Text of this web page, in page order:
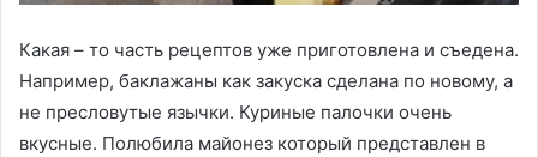
Какая – то часть рецептов уже приготовлена и съедена.
Например, баклажаны как закуска сделана по новому, а
не пресловутые язычки. Куриные палочки очень
вкусные. Полюбила майонез который представлен в